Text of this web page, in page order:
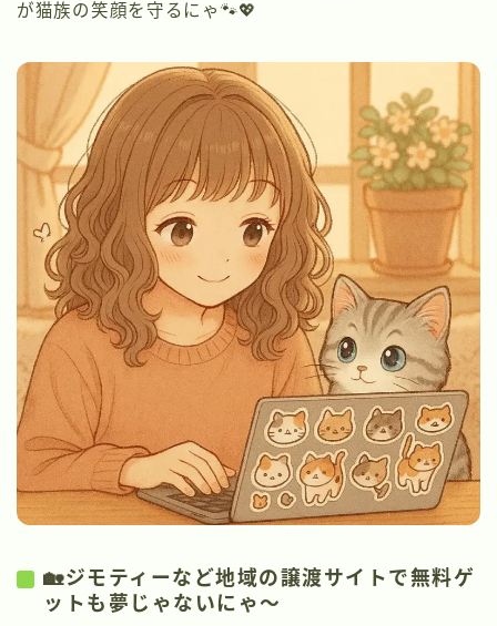
が猫族の笑顔を守るにゃ🐾💖
🏡ジモティーなど地域の譲渡サイトで無料ゲ
ットも夢じゃないにゃ〜